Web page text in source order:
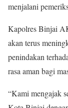
menjalani
Kapolres Binjai
akan terus
penindakan
rasa aman bagi
“Kami mengajak